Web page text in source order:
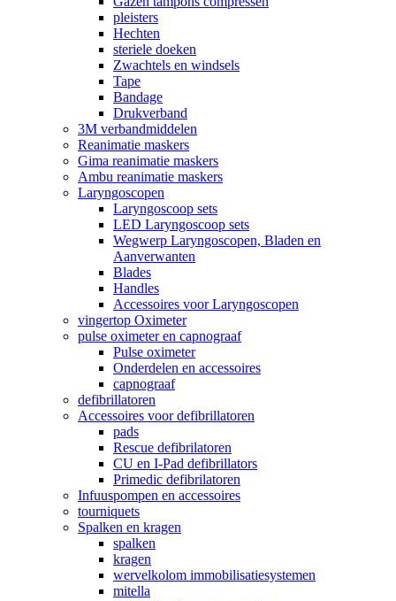
pleisters
Hechten
steriele doeken
Zwachtels en windsels
Tape
Bandage
Drukverband
3M verbandmiddelen
Reanimatie maskers
Gima reanimatie maskers
Ambu reanimatie maskers
Laryngoscopen
Laryngoscoop sets
LED Laryngoscoop sets
Wegwerp Laryngoscopen, Bladen en
Aanverwanten
Blades
Handles
Accessoires voor Laryngoscopen
vingertop Oximeter
pulse oximeter en capnograaf
Pulse oximeter
Onderdelen en accessoires
capnograaf
defibrillatoren
Accessoires voor defibrillatoren
pads
Rescue defibrilatoren
CU en I-Pad defibrillators
Primedic defibrilatoren
Infuuspompen en accessoires
tourniquets
Spalken en kragen
spalken
kragen
wervelkolom immobilisatiesystemen
mitella